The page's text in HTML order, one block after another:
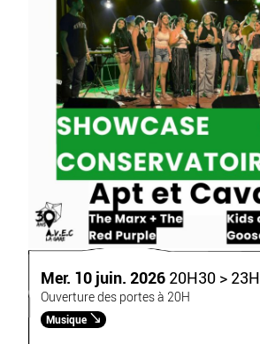
Mer. 10 juin. 2026 20H30 > 23H
Ouverture des portes à 20H
Musique